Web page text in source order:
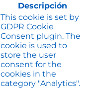
Descripción
This cookie is set by
GDPR Cookie
Consent plugin. The
cookie is used to
store the user
consent for the
cookies in the
category "Analytics".